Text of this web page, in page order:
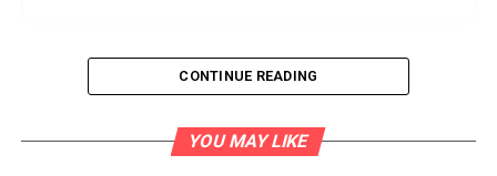
Revista I+D+i Perú que tiene como objetivo visibilizar y
CONTINUE READING
YOU MAY LIKE